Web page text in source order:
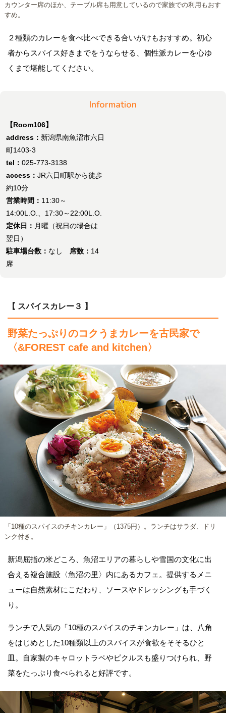
カウンター席のほか、テーブル席も用意しているので家族での利用もおす
すめ。
２種類のカレーを食べ比べできる合いがけもおすすめ。初心
者からスパイス好きまでをうならせる、個性派カレーを心ゆ
くまで堪能してください。
Information
【Room106】
address： 新潟県南魚沼市六日
町1403-3
tel： 025-773-3138
access： JR六日町駅から徒歩
約10分
営業時間： 11:30～
14:00L.O.、17:30～22:00L.O.
定休日： 月曜（祝日の場合は
翌日）
駐車場台数： なし 席数： 14
席
【 スパイスカレー３ 】
野菜たっぷりのコクうまカレーを古民家で
〈&FOREST cafe and kitchen〉
「10種のスパイスのチキンカレー」（1375円）。ランチはサラダ、ドリ
ンク付き。
新潟屈指の米どころ、魚沼エリアの暮らしや雪国の文化に出
合える複合施設〈魚沼の里〉内にあるカフェ。提供するメニ
ューは自然素材にこだわり、ソースやドレッシングも手づく
り。
ランチで人気の「10種のスパイスのチキンカレー」は、八角
をはじめとした10種類以上のスパイスが食欲をそそるひと
皿。自家製のキャロットラペやピクルスも盛りつけられ、野
菜をたっぷり食べられると好評です。